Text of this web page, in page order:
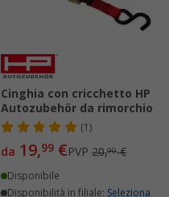
Cinghia con cricchetto HP
Autozubehör da rimorchio
(1)
da 19,99 €PVP 20,90€
Disponibile
Disponibilità in filiale: Seleziona